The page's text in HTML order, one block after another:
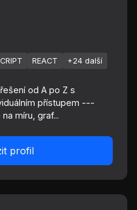
REACT +24 další
od A po Z s
přístupem ---
míru, graf...
profil